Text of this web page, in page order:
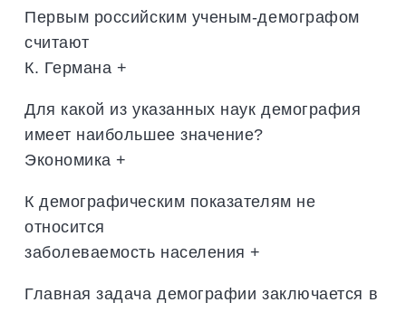
Первым российским ученым-демографом
считают
К. Германа +
Для какой из указанных наук демография
имеет наибольшее значение?
Экономика +
К демографическим показателям не
относится
заболеваемость населения +
Главная задача демографии заключается в